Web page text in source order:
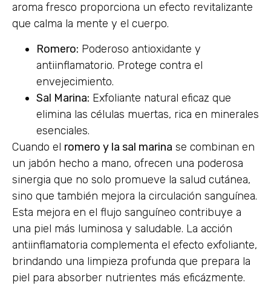
aroma fresco proporciona un efecto revitalizante
que calma la mente y el cuerpo.
Romero: Poderoso antioxidante y
antiinflamatorio. Protege contra el
envejecimiento.
Sal Marina: Exfoliante natural eficaz que
elimina las células muertas, rica en minerales
esenciales.
Cuando el romero y la sal marina se combinan en
un jabón hecho a mano, ofrecen una poderosa
sinergia que no solo promueve la salud cutánea,
sino que también mejora la circulación sanguínea.
Esta mejora en el flujo sanguíneo contribuye a
una piel más luminosa y saludable. La acción
antiinflamatoria complementa el efecto exfoliante,
brindando una limpieza profunda que prepara la
piel para absorber nutrientes más eficázmente.